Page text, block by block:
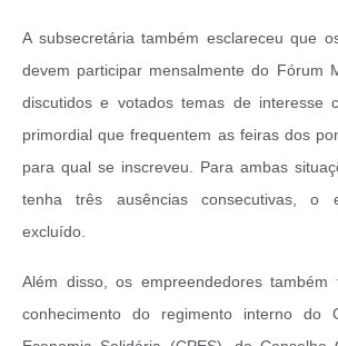
A subsecretária também esclareceu que
devem participar mensalmente do Fórum
discutidos e votados temas de interesse
primordial que frequentem as feiras dos
para qual se inscreveu. Para ambas
tenha três ausências consecutivas, o
excluído.
Além disso, os empreendedores
conhecimento do regimento interno do